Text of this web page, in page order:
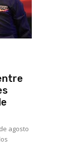
agosto